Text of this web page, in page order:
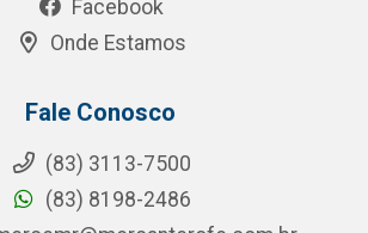
Facebook
Onde Estamos
Fale Conosco
(83) 3113-7500
(83) 8198-2486